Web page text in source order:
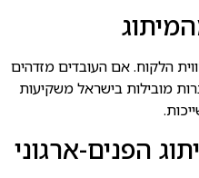
הלקוח. אם העובדים מזדהים
מובילות בישראל משקיעות
הפנים-ארגוני